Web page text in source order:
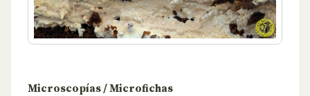
Microscopías / Microfichas